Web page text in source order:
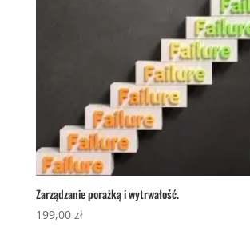
Zarządzanie porażką i wytrwałość.
199,00 zł